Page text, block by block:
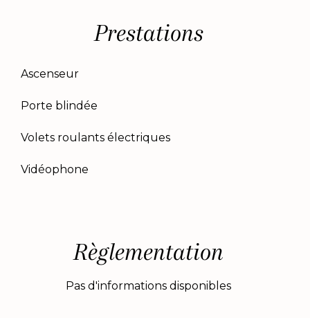
Prestations
Ascenseur
Porte blindée
Volets roulants électriques
Vidéophone
Règlementation
Pas d'informations disponibles